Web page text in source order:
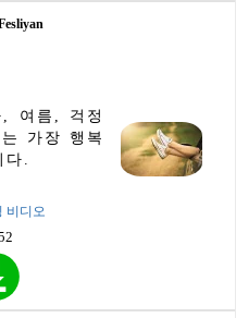
, 여름, 걱정
가장 행복
.
비디오